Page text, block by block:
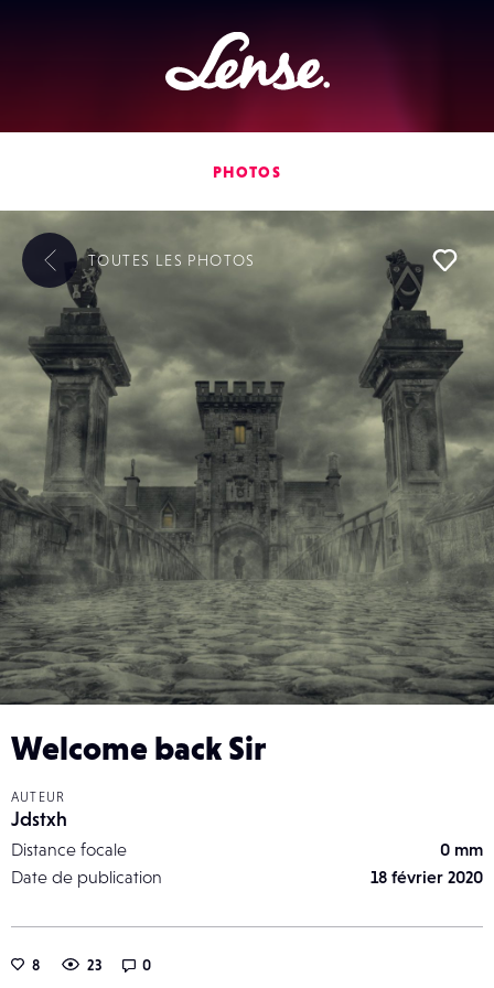
Lense
PHOTOS
Welcome back Sir
AUTEUR
Jdstxh
Distance focale
0 mm
Date de publication
18 février 2020
8 23 0
TOUTES LES PHOTOS